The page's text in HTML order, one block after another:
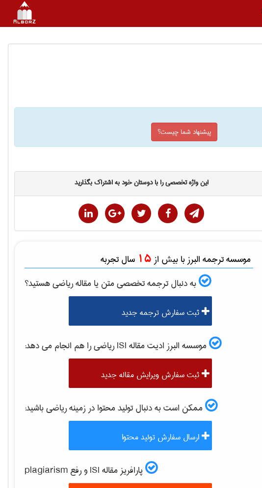
پیشنهاد شما چیست؟
این واژه تخصصی را با دوستان خود به اشتراک بگذارید
موسسه ترجمه البرز با بیش از 15 سال تجربه
به دنبال ترجمه تخصصی متن یا مقالهرياضیهستید؟
ثبت سفارش ترجمه جدید
موسسه البرز ادیت مقاله ISI رياضیرا هم انجام می دهد:
ثبت سفارش ویرایش مقاله جدید
ممکن است به دنبال تولید محتوا در زمینهرياضیباشید:
ارسال سفارش تولید محتوا
پارافریز مقاله ISI و رفع plagiarism